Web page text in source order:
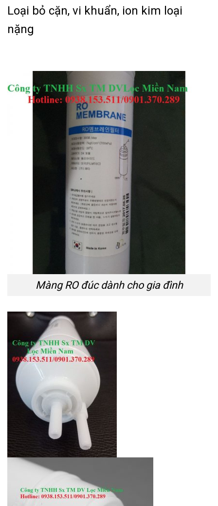
Loại bỏ cặn, vi khuẩn, ion kim loại
nặng
Màng RO đúc dành cho gia đình